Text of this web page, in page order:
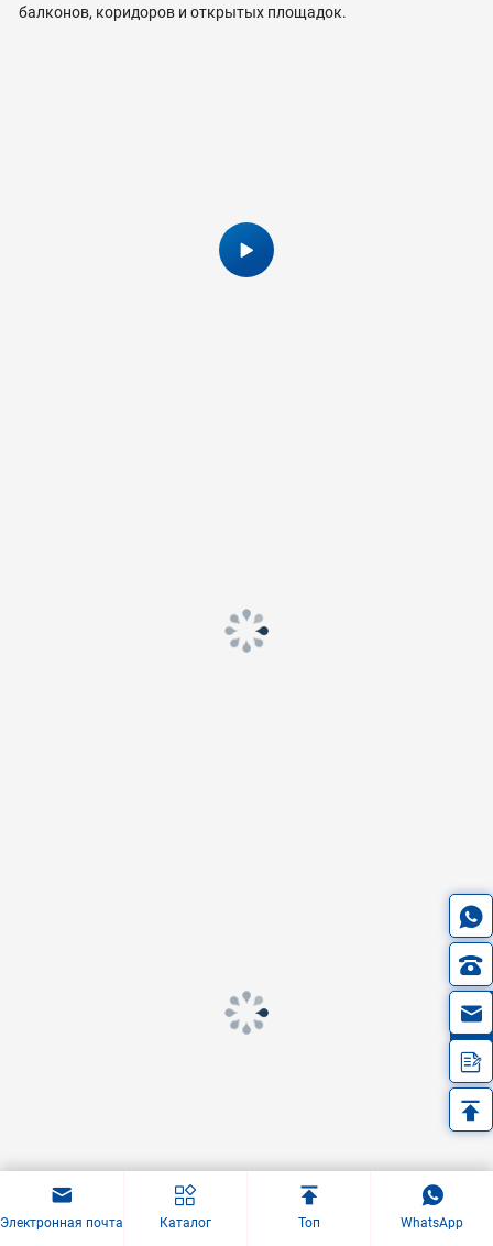
балконов, коридоров и открытых площадок.
Электронная почта Каталог Топ WhatsApp